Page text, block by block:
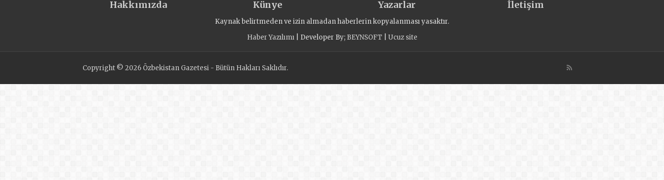
Hakkımızda Künye Yazarlar İletişim
Kaynak belirtmeden ve izin almadan haberlerin kopyalanması yasaktır.
Haber Yazılımı| Developer By; BEYNSOFT Ucuz site
Copyright © 2026 Özbekistan Gazetesi - Bütün Hakları Saklıdır.